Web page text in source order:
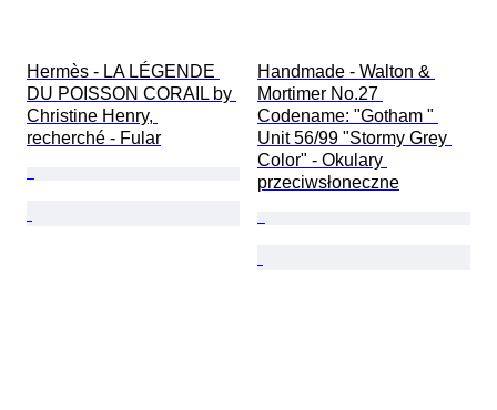
Hermès - LA LÉGENDE
DU POISSON CORAIL by
Christine Henry,
recherché - Fular
Handmade - Walton &
Mortimer No.27
Codename: "Gotham "
Unit 56/99 "Stormy Grey
Color" - Okulary
przeciwsłoneczne